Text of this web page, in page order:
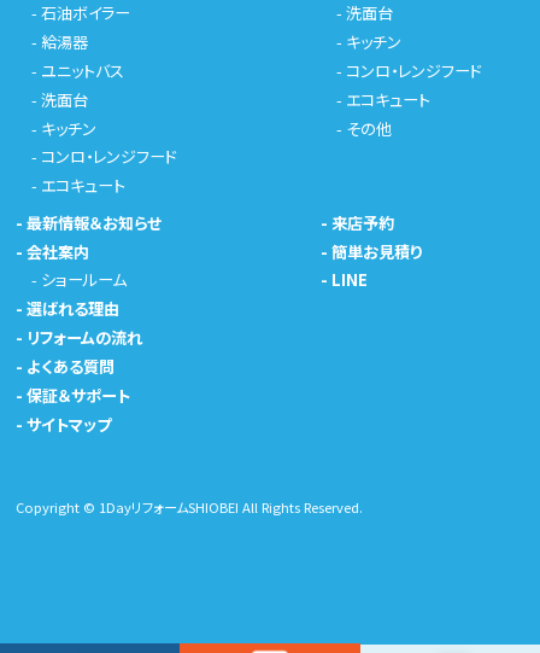
-石油ボイラー
- 給湯器
- ユニットバス
-洗面台
- キッチン
- コンロ・レンジフード
- エコキュート
-洗面台
- キッチン
- コンロ・レンジフード
- エコキュート
- その他
-最新情報＆お知らせ
-会社案内
- ショールーム
-選ばれる理由
- リフォームの流れ
- よくある質問
-保証＆サポート
-サイトマップ
- 来店予約
-簡単お見積り
- LINE
Copyright © 1DayリフォームSHIOBEI All Rights Reserved.